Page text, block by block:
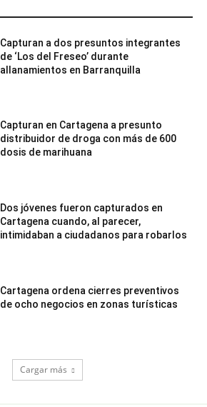
Capturan a dos presuntos integrantes
de ‘Los del Freseo’ durante
allanamientos en Barranquilla
Capturan en Cartagena a presunto
distribuidor de droga con más de 600
dosis de marihuana
Dos jóvenes fueron capturados en
Cartagena cuando, al parecer,
intimidaban a ciudadanos para robarlos
Cartagena ordena cierres preventivos
de ocho negocios en zonas turísticas
Cargar más